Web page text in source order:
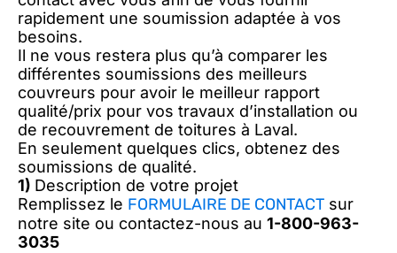
rapidement une soumission adaptée à vos
besoins.
Il ne vous restera plus qu’à comparer les
différentes soumissions des meilleurs
couvreurs pour avoir le meilleur rapport
qualité/prix pour vos travaux d’installation ou
de recouvrement de toitures à Laval.
En seulement quelques clics, obtenez des
soumissions de qualité.
1) Description de votre projet
Remplissez le FORMULAIRE DE CONTACT sur
notre site ou contactez-nous au 1-800-963-
3035